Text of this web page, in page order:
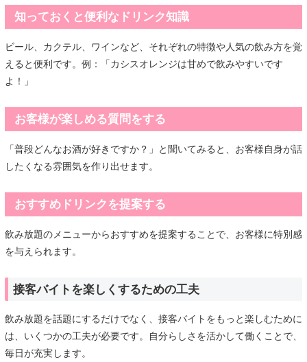
知っておくと便利なドリンク知識
ビール、カクテル、ワインなど、それぞれの特徴や人気の飲み方を覚
えると便利です。例：「カシスオレンジは甘めで飲みやすいです
よ！」
お客様が楽しめる質問をする
「普段どんなお酒が好きですか？」と聞いてみると、お客様自身が話
したくなる雰囲気を作り出せます。
おすすめドリンクを提案する
飲み放題のメニューからおすすめを提案することで、お客様に特別感
を与えられます。
接客バイトを楽しくするための工夫
飲み放題を話題にするだけでなく、接客バイトをもっと楽しむために
は、いくつかの工夫が必要です。自分らしさを活かして働くことで、
毎日が充実します。